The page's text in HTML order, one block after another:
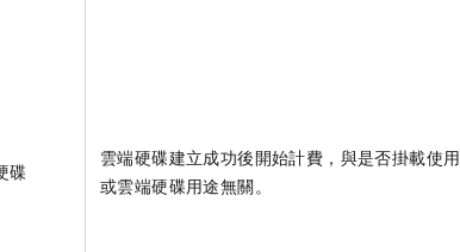
碟
雲端硬碟建立成功後開始計費，與是否掛載使用
或雲端硬碟用途無關。